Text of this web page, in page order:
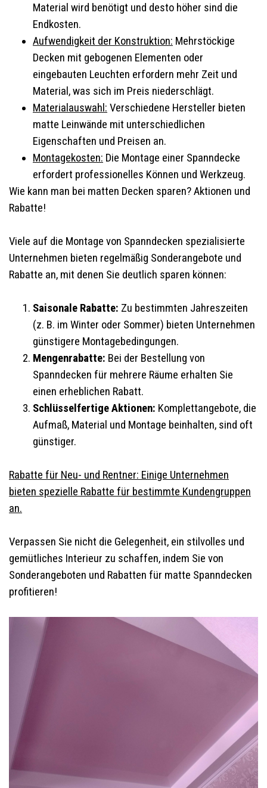
Material wird benötigt und desto höher sind die
Endkosten.
Aufwendigkeit der Konstruktion: Mehrstöckige
Decken mit gebogenen Elementen oder
eingebauten Leuchten erfordern mehr Zeit und
Material, was sich im Preis niederschlägt.
Materialauswahl: Verschiedene Hersteller bieten
matte Leinwände mit unterschiedlichen
Eigenschaften und Preisen an.
Montagekosten: Die Montage einer Spanndecke
erfordert professionelles Können und Werkzeug.
Wie kann man bei matten Decken sparen? Aktionen und
Rabatte!
Viele auf die Montage von Spanndecken spezialisierte
Unternehmen bieten regelmäßig Sonderangebote und
Rabatte an, mit denen Sie deutlich sparen können:
Saisonale Rabatte: Zu bestimmten Jahreszeiten
(z. B. im Winter oder Sommer) bieten Unternehmen
günstigere Montagebedingungen.
Mengenrabatte: Bei der Bestellung von
Spanndecken für mehrere Räume erhalten Sie
einen erheblichen Rabatt.
Schlüsselfertige Aktionen: Komplettangebote, die
Aufmaß, Material und Montage beinhalten, sind oft
günstiger.
Rabatte für Neu- und Rentner: Einige Unternehmen
bieten spezielle Rabatte für bestimmte Kundengruppen
an.
Verpassen Sie nicht die Gelegenheit, ein stilvolles und
gemütliches Interieur zu schaffen, indem Sie von
Sonderangeboten und Rabatten für matte Spanndecken
profitieren!